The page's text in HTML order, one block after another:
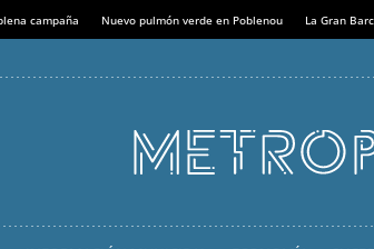
campaña Nuevo pulmón verde en Poblenou La Gran